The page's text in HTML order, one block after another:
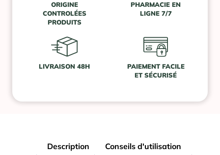
ORIGINE
CONTROLÉES
PRODUITS
PHARMACIE EN
LIGNE 7/7
LIVRAISON 48H
PAIEMENT FACILE
ET SÉCURISÉ
Description
Conseils d'utilisation